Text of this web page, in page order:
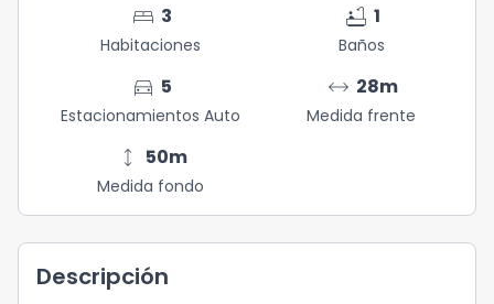
bed 3
Habitaciones
bathtub 1
Baños
directions_car 5
Estacionamientos Auto
arrow_range 28m
Medida frente
height 50m
Medida fondo
Descripción